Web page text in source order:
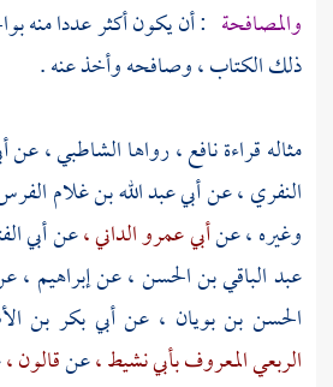
والمصافحة : أن يكون أكثر عددا منه
ذلك الكتاب ، وصافحه وأخذ عنه .
مثاله قراءةنافع، رواهاالشاطبي ،عن
النفري ،عنأبي عبد الله بن غلام
وغيره ، عنأبي عمرو الداني ،عنأبي
عبد الباقي بن الحسن ،عنإبراهيم ،
الحسن بن بويان ، عنأبي بكر بن
الربعي المعروف بأبي نشيط ،عنقالون ،